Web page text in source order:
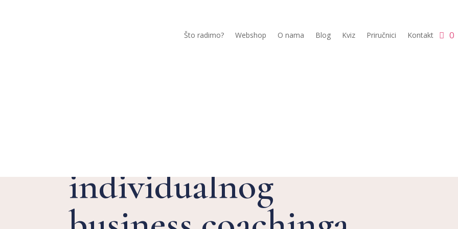
Što radimo? Webshop O nama Blog Kviz Priručnici Kontakt 0
individualnog